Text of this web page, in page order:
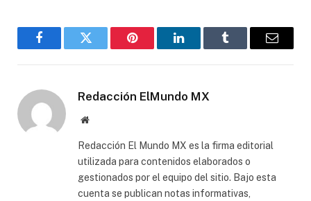
FacebookGorjeo Pinterest LinkedInTumblr
Correo
Redacción ElMundo MX
Sitio
Redacción El Mundo MX es la firma editorial
utilizada para contenidos elaborados o
gestionados por el equipo del sitio. Bajo esta
cuenta se publican notas informativas,